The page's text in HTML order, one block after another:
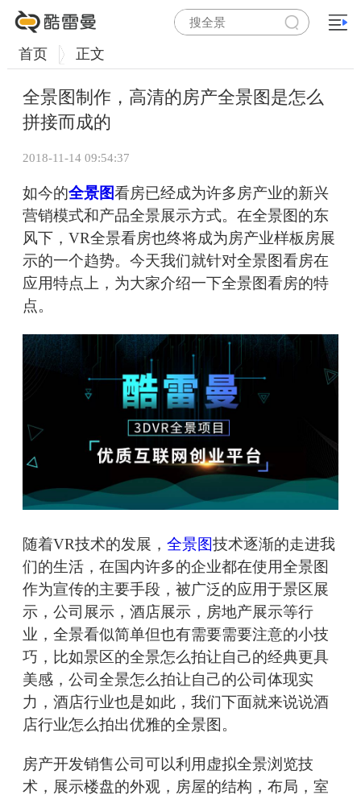
首页 正文
全景图制作，高清的房产全景图是怎么
拼接而成的
2018-11-14 09:54:37
如今的全景图看房已经成为许多房产业的新兴
营销模式和产品全景展示方式。在全景图的东
风下，VR全景看房也终将成为房产业样板房展
示的一个趋势。今天我们就针对全景图看房在
应用特点上，为大家介绍一下全景图看房的特
点。
随着VR技术的发展， 全景图技术逐渐的走进我
们的生活，在国内许多的企业都在使用全景图
作为宣传的主要手段，被广泛的应用于景区展
示，公司展示，酒店展示，房地产展示等行
业，全景看似简单但也有需要需要注意的小技
巧，比如景区的全景怎么拍让自己的经典更具
美感，公司全景怎么拍让自己的公司体现实
力，酒店行业也是如此，我们下面就来说说酒
店行业怎么拍出优雅的全景图。
房产开发销售公司可以利用虚拟全景浏览技
术，展示楼盘的外观，房屋的结构，布局，室